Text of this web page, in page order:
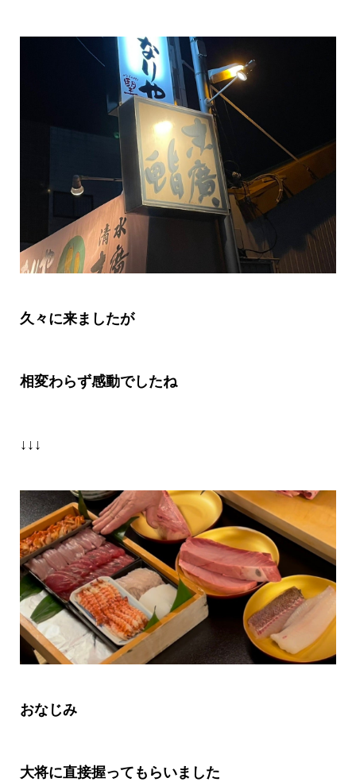
久々に来ましたが
相変わらず感動でしたね
↓↓↓
おなじみ
大将に直接握ってもらいました